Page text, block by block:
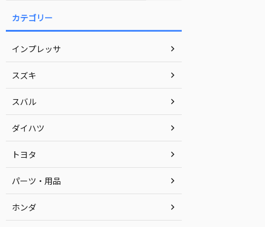
カテゴリー
インプレッサ
スズキ
スバル
ダイハツ
トヨタ
パーツ・用品
ホンダ